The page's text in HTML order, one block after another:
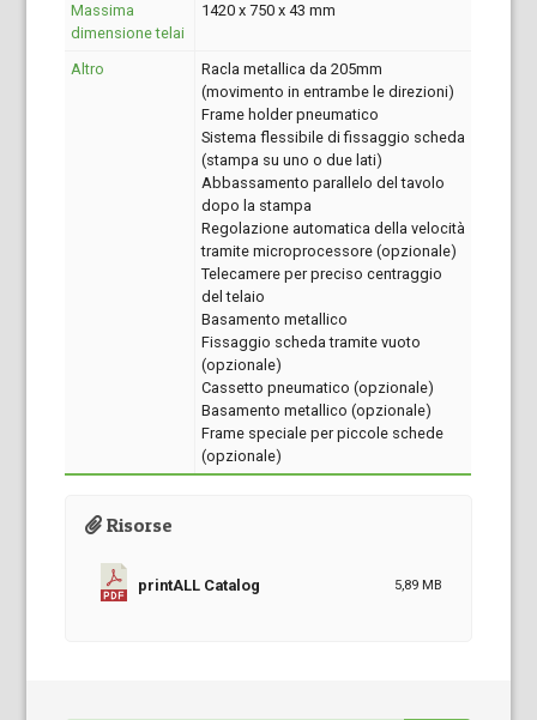
Massima
dimensione telai
1420 x 750 x 43 mm
Altro
Racla metallica da 205mm
(movimento in entrambe le direzioni)
Frame holder pneumatico
Sistema flessibile di fissaggio scheda
(stampa su uno o due lati)
Abbassamento parallelo del tavolo
dopo la stampa
Regolazione automatica della velocità
tramite microprocessore (opzionale)
Telecamere per preciso centraggio
del telaio
Basamento metallico
Fissaggio scheda tramite vuoto
(opzionale)
Cassetto pneumatico (opzionale)
Basamento metallico (opzionale)
Frame speciale per piccole schede
(opzionale)
Risorse
printALL Catalog 5,89 MB